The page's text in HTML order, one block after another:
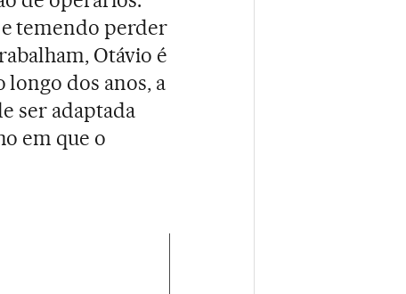
temendo perder
Otávio é
dos anos, a
ser adaptada
em que o